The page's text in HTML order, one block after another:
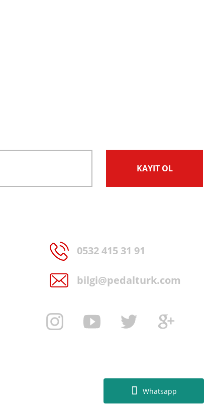
Whatsapp
KAYIT OL
0532 415 31 91
bilgi@pedalturk.com